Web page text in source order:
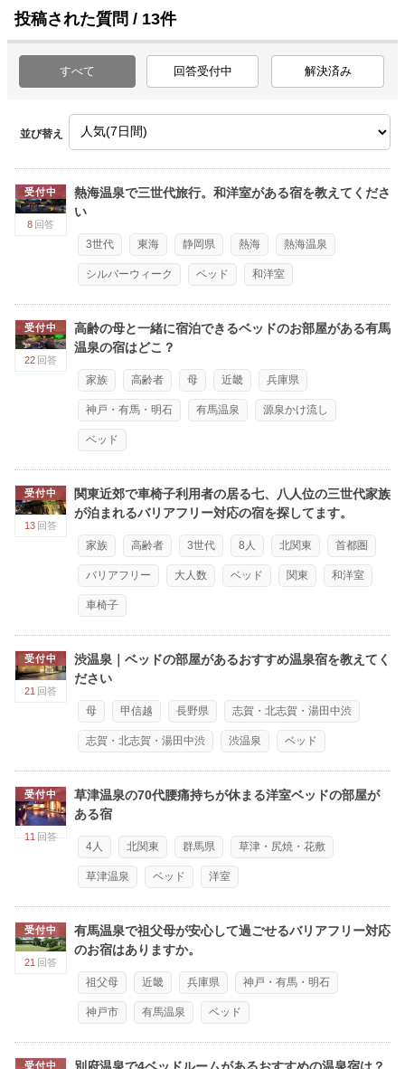
投稿された質問 / 13件
すべて 回答受付中 解決済み
並び替え
受付中
8 回答
熱海温泉で三世代旅行。和洋室がある宿を教えてくださ
い
3世代 東海 静岡県 熱海 熱海温泉
シルバーウィーク ベッド 和洋室
受付中
22 回答
高齢の母と一緒に宿泊できるベッドのお部屋がある有馬
温泉の宿はどこ？
家族 高齢者 母 近畿 兵庫県
神戸・有馬・明石 有馬温泉 源泉かけ流し
ベッド
受付中
13 回答
関東近郊で車椅子利用者の居る七、八人位の三世代家族
が泊まれるバリアフリー対応の宿を探してます。
家族 高齢者 3世代 8人 北関東 首都圏
バリアフリー 大人数 ベッド 関東 和洋室
車椅子
受付中
21 回答
渋温泉｜ベッドの部屋があるおすすめ温泉宿を教えてく
ださい
母 甲信越 長野県 志賀・北志賀・湯田中渋
志賀・北志賀・湯田中渋 渋温泉 ベッド
受付中
11 回答
草津温泉の70代腰痛持ちが休まる洋室ベッドの部屋が
ある宿
4人 北関東 群馬県 草津・尻焼・花敷
草津温泉 ベッド 洋室
受付中
21 回答
有馬温泉で祖父母が安心して過ごせるバリアフリー対応
のお宿はありますか。
祖父母 近畿 兵庫県 神戸・有馬・明石
神戸市 有馬温泉 ベッド
受付中